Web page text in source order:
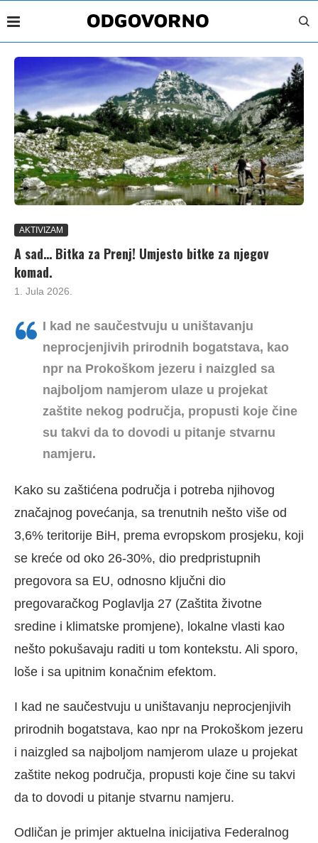
AKTIVIZAM
A sad… Bitka za Prenj! Umjesto bitke za njegov
komad.
1. Jula 2026.
I kad ne saučestvuju u uništavanju
neprocjenjivih prirodnih bogatstava, kao
npr na Prokoškom jezeru i naizgled sa
najboljom namjerom ulaze u projekat
zaštite nekog područja, propusti koje čine
su takvi da to dovodi u pitanje stvarnu
namjeru.
Kako su zaštićena područja i potreba njihovog
značajnog povećanja, sa trenutnih nešto više od
3,6% teritorije BiH, prema evropskom prosjeku, koji
se kreće od oko 26-30%, dio predpristupnih
pregovora sa EU, odnosno ključni dio
pregovaračkog Poglavlja 27 (Zaštita životne
sredine i klimatske promjene), lokalne vlasti kao
nešto pokušavaju raditi u tom kontekstu. Ali sporo,
loše i sa upitnim konačnim efektom.
I kad ne saučestvuju u uništavanju neprocjenjivih
prirodnih bogatstava, kao npr na Prokoškom jezeru
i naizgled sa najboljom namjerom ulaze u projekat
zaštite nekog područja, propusti koje čine su takvi
da to dovodi u pitanje stvarnu namjeru.
Odličan je primjer aktuelna inicijativa Federalnog